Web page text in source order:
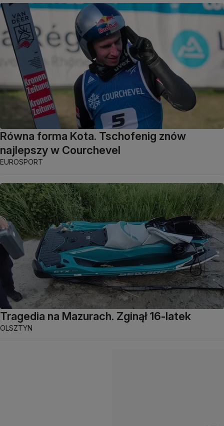
Równa forma Kota. Tschofenig znów
najlepszy w Courchevel
EUROSPORT
Tragedia na Mazurach. Zginął 16-latek
OLSZTYN